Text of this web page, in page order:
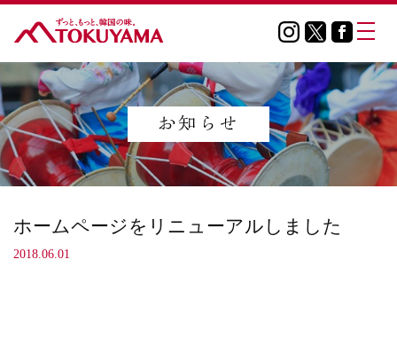
ホームページをリニューアルしました
2018.06.01